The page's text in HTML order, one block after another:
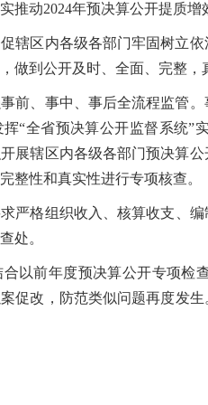
推动2024年预决算公开提质
辖区内各级各部门牢固树立
做到公开及时、全面、完整
前、事中、事后全流程监管
“全省预决算公开监督系统
展辖区内各级各部门预决算
整性和真实性进行专项核查。
严格组织收入、核算收支、
处。
合以前年度预决算公开专项检
促改，防范类似问题再度发